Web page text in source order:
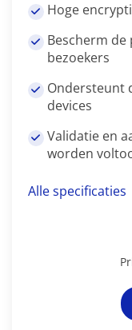
Hoge
Bescherm
bezoekers
Ondersteunt
devices
Validatie en
worden
Alle specificaties